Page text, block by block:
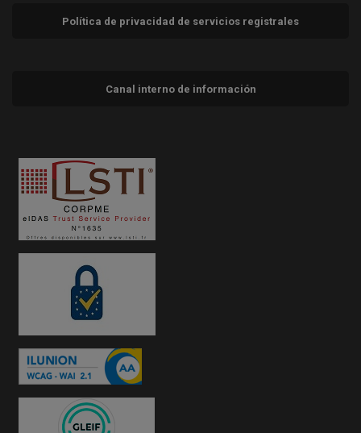
Política de privacidad de servicios registrales
Canal interno de información